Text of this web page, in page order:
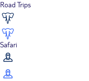
Road Trips
Safari